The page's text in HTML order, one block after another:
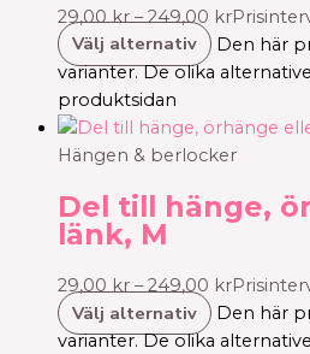
29,00kr – 249,00 kr
Välj alternativ
Den här
varianter. De olika
produktsidan
Hängen & berlocker
Del till hänge,
länk, M
29,00 kr – 249,00 kr
Välj alternativ
Den här
varianter. De olika